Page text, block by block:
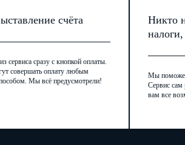
счёта
сервиса сразу с кнопкой оплаты.
совершать оплату любым
Мы всё предусмотрели!
Никто
Мы
Сервис сам
вам все